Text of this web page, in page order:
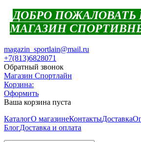
ДОБРО ПОЖАЛОВАТЬ
МАГАЗИН
magazin_sportlain@mail.ru
+7(813)6828071
Обратный звонок
Магазин Спортлайн
Корзина:
Оформить
Ваша корзина пуста
КаталогО магазинеКонтактыДоставка
БлогДоставка и оплата